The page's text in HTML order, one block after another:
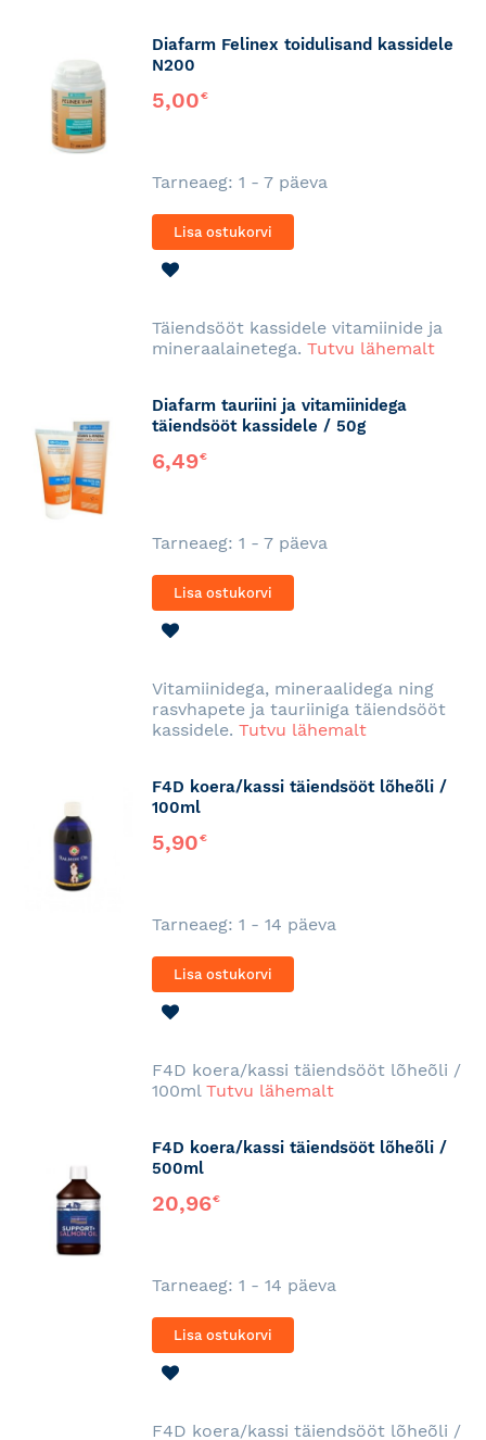
Diafarm Felinex toidulisand kassidele
N200
5,00€
Tarneaeg: 1 - 7 päeva
Lisa ostukorvi
Täiendsööt kassidele vitamiinide ja
mineraalainetega. Tutvu lähemalt
Diafarm tauriini ja vitamiinidega
täiendsööt kassidele / 50g
6,49€
Tarneaeg: 1 - 7 päeva
Lisa ostukorvi
Vitamiinidega, mineraalidega ning
rasvhapete ja tauriiniga täiendsööt
kassidele. Tutvu lähemalt
F4D koera/kassi täiendsööt lõheõli /
100ml
5,90€
Tarneaeg: 1 - 14 päeva
Lisa ostukorvi
F4D koera/kassi täiendsööt lõheõli /
100ml Tutvu lähemalt
F4D koera/kassi täiendsööt lõheõli /
500ml
20,96€
Tarneaeg: 1 - 14 päeva
Lisa ostukorvi
F4D koera/kassi täiendsööt lõheõli /